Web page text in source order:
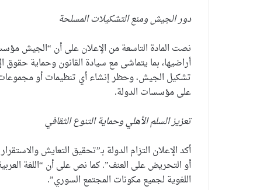
دور الجيش ومنع التشكيلات المسلحة
نصت المادة التاسعة من الإعلان على أن “الجيش
أراضيها، بما يتماشى مع سيادة القانون وحماية
تشكيل الجيش، وحظر إنشاء أي تنظيمات أو
على مؤسسات الدولة.
تعزيز السلم الأهلي وحماية التنوع الثقافي
أكد الإعلان التزام الدولة بـ”تحقيق التعايش
أو التحريض على العنف”. كما نص على أن “اللغة
اللغوية لجميع مكونات المجتمع السوري”.